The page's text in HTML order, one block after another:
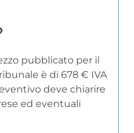
pubblicato per il
è di 678 € IVA
deve chiarire
ed eventuali